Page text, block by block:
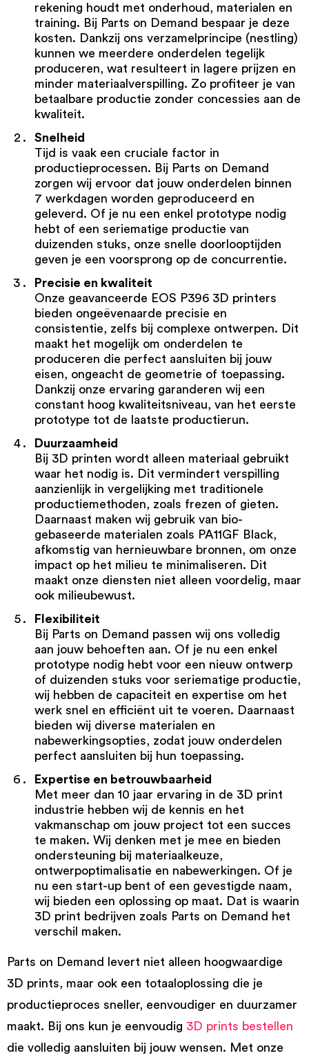
rekening houdt met onderhoud, materialen en
training. Bij Parts on Demand bespaar je deze
kosten. Dankzij ons verzamelprincipe (nestling)
kunnen we meerdere onderdelen tegelijk
produceren, wat resulteert in lagere prijzen en
minder materiaalverspilling. Zo profiteer je van
betaalbare productie zonder concessies aan de
kwaliteit.
Snelheid
Tijd is vaak een cruciale factor in
productieprocessen. Bij Parts on Demand
zorgen wij ervoor dat jouw onderdelen binnen
7 werkdagen worden geproduceerd en
geleverd. Of je nu een enkel prototype nodig
hebt of een seriematige productie van
duizenden stuks, onze snelle doorlooptijden
geven je een voorsprong op de concurrentie.
Precisie en kwaliteit
Onze geavanceerde EOS P396 3D printers
bieden ongeëvenaarde precisie en
consistentie, zelfs bij complexe ontwerpen. Dit
maakt het mogelijk om onderdelen te
produceren die perfect aansluiten bij jouw
eisen, ongeacht de geometrie of toepassing.
Dankzij onze ervaring garanderen wij een
constant hoog kwaliteitsniveau, van het eerste
prototype tot de laatste productierun.
Duurzaamheid
Bij 3D printen wordt alleen materiaal gebruikt
waar het nodig is. Dit vermindert verspilling
aanzienlijk in vergelijking met traditionele
productiemethoden, zoals frezen of gieten.
Daarnaast maken wij gebruik van bio-
gebaseerde materialen zoals PA11GF Black,
afkomstig van hernieuwbare bronnen, om onze
impact op het milieu te minimaliseren. Dit
maakt onze diensten niet alleen voordelig, maar
ook milieubewust.
Flexibiliteit
Bij Parts on Demand passen wij ons volledig
aan jouw behoeften aan. Of je nu een enkel
prototype nodig hebt voor een nieuw ontwerp
of duizenden stuks voor seriematige productie,
wij hebben de capaciteit en expertise om het
werk snel en efficiënt uit te voeren. Daarnaast
bieden wij diverse materialen en
nabewerkingsopties, zodat jouw onderdelen
perfect aansluiten bij hun toepassing.
Expertise en betrouwbaarheid
Met meer dan 10 jaar ervaring in de 3D print
industrie hebben wij de kennis en het
vakmanschap om jouw project tot een succes
te maken. Wij denken met je mee en bieden
ondersteuning bij materiaalkeuze,
ontwerpoptimalisatie en nabewerkingen. Of je
nu een start-up bent of een gevestigde naam,
wij bieden een oplossing op maat. Dat is waarin
3D print bedrijven zoals Parts on Demand het
verschil maken.
Parts on Demand levert niet alleen hoogwaardige
3D prints, maar ook een totaaloplossing die je
productieproces sneller, eenvoudiger en duurzamer
maakt. Bij ons kun je eenvoudig 3D prints bestellen
die volledig aansluiten bij jouw wensen. Met onze